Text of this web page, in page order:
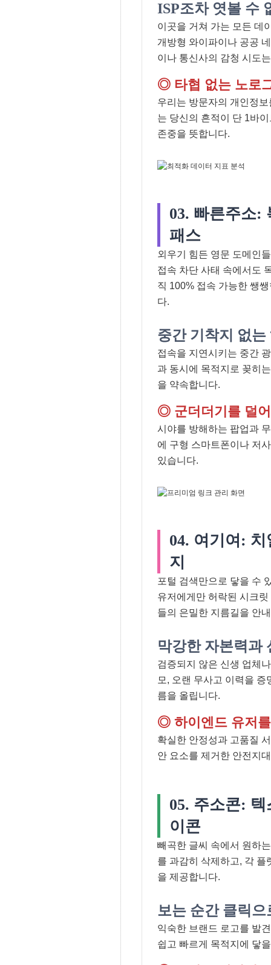
ISP조차 엿볼 수
이곳을 거쳐 가는 모든 데
개방형 와이파이나 공공
이나 통신사의 감청 시도
◎ 타협 없는 노로
우리는 방문자의 개인정
는 당신의 흔적이 단 1바
존중을 뜻합니다.
03. 빠른주소:
패스
외우기 힘든 영문 도메인
접속 차단 사태 속에서도
직 100% 접속 가능한 쌩
다.
중간 기착지 없
접속을 지연시키는 중간
과 동시에 목적지로 꽂히
을 약속합니다.
◎ 군더더기를 덜
시야를 방해하는 팝업과
에 구형 스마트폰이나 저
있습니다.
04. 여기여:
지
포털 검색만으로 닿을 수
유저에게만 허락된 시크
들의 은밀한 지름길을 안
막강한 자본력과
검증되지 않은 신생 업체
모, 오랜 무사고 이력을
름을 올립니다.
◎ 하이엔드 유저
확실한 안정성과 고품질
안 요소를 제거한 안전지
05. 주소콘:
이콘
빼곡한 글씨 속에서 원하
를 과감히 삭제하고, 각
을 제공합니다.
보는 순간 클릭
익숙한 브랜드 로고를 발
쉽고 빠르게 목적지에 닿